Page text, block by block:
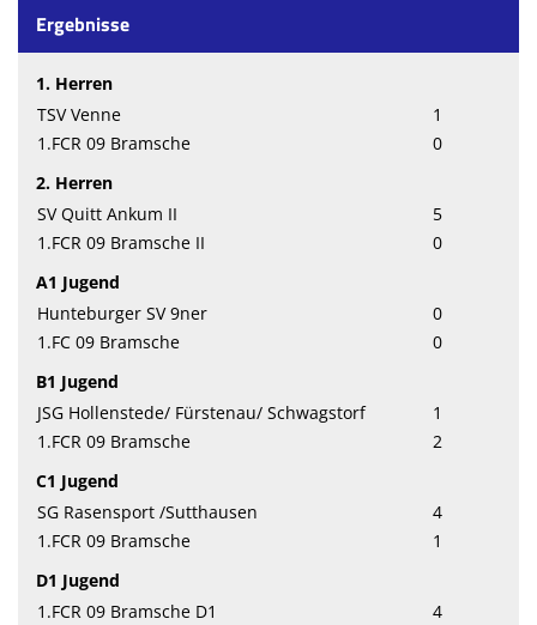
Ergebnisse
1. Herren
TSV Venne
1
1.FCR 09 Bramsche
0
2. Herren
SV Quitt Ankum II
5
1.FCR 09 Bramsche II
0
A1 Jugend
Hunteburger SV 9ner
0
1.FC 09 Bramsche
0
B1 Jugend
JSG Hollenstede/ Fürstenau/ Schwagstorf
1
1.FCR 09 Bramsche
2
C1 Jugend
SG Rasensport /Sutthausen
4
1.FCR 09 Bramsche
1
D1 Jugend
1.FCR 09 Bramsche D1
4